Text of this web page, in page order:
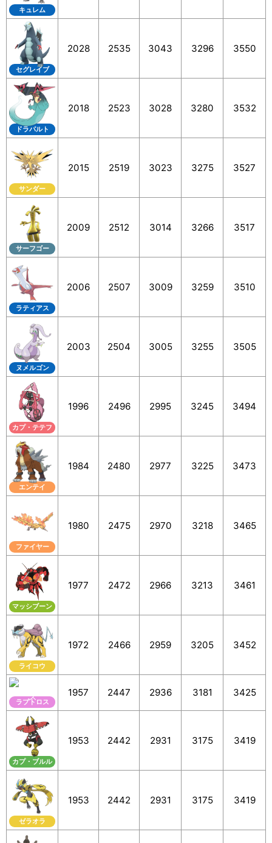
キュレム
セグレイブ
2028 2535 3043 3296 3550
ドラパルト
2018 2523 3028 3280 3532
サンダー
2015 2519 3023 3275 3527
サーフゴー
2009 2512 3014 3266 3517
ラティアス
2006 2507 3009 3259 3510
ヌメルゴン
2003 2504 3005 3255 3505
カプ・テテフ
1996 2496 2995 3245 3494
エンテイ
1984 2480 2977 3225 3473
ファイヤー
1980 2475 2970 3218 3465
マッシブーン
1977 2472 2966 3213 3461
ライコウ
1972 2466 2959 3205 3452
ラブトロス
1957 2447 2936 3181 3425
カプ・ブルル
1953 2442 2931 3175 3419
ゼラオラ
1953 2442 2931 3175 3419